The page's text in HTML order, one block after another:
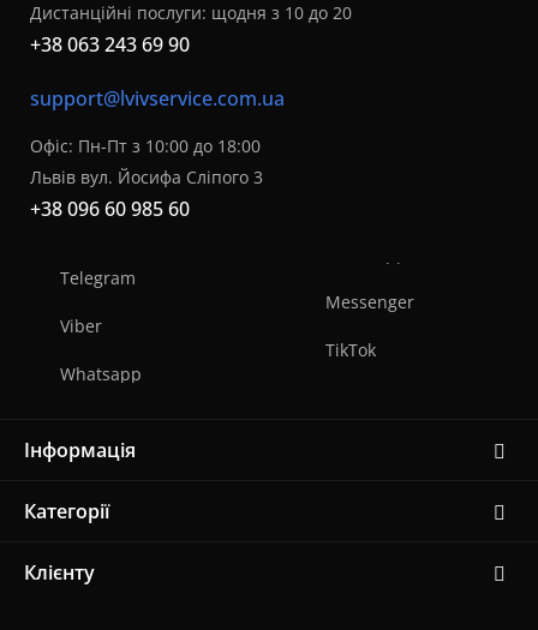
Дистанційні послуги: щодня з 10 до 20
+38 063 243 69 90
support@lvivservice.com.ua
Офіс: Пн-Пт з 10:00 до 18:00
Львів вул. Йосифа Сліпого 3
+38 096 60 985 60
Telegram
Viber
Whatsapp
Messenger
TikTok
Інформація
Категорії
Клієнту